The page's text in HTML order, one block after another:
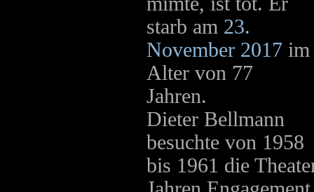
starb am 23.
November 2017 im
Alter von 77
Jahren.
Dieter Bellmann
besuchte von 1958
bis 1961 die